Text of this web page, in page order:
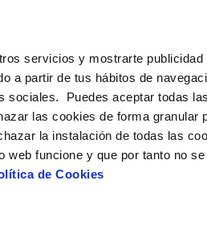
servicios y mostrarte publicidad
a partir de tus hábitos de
sociales. Puedes aceptar todas
las cookies de forma granular
la instalación de todas las
funcione y que por tanto no se
de Cookies